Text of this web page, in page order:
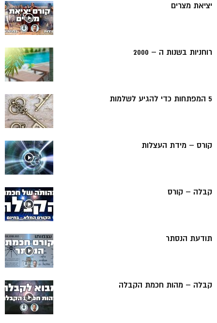
יציאת מצרים
רוחניות בשנות ה – 2000
5 המפתחות כדי להגיע לשלמות
קורס – מידת העצלות
קבלה – קורס
תודעת הנסתר
קבלה – מהות חכמת הקבלה